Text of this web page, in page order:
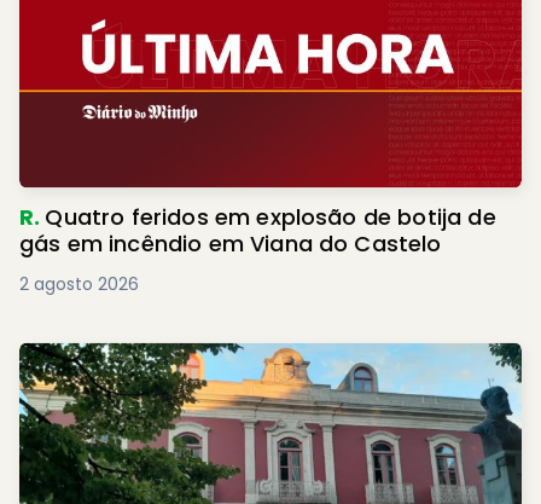
R. Quatro feridos em explosão de botija de
gás em incêndio em Viana do Castelo
2 agosto 2026